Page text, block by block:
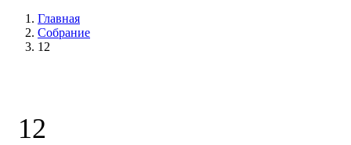
Главная
Собрание
12
12